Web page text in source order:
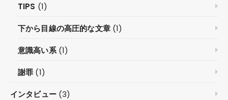
TIPS (1)
下から目線の高圧的な文章(1)
意識高い系(1)
謝罪 (1)
インタビュー(3)